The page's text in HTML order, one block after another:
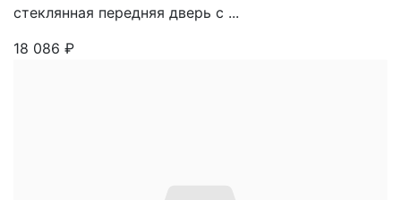
стеклянная передняя дверь с ...
18 086 ₽